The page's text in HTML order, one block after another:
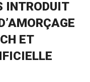
INTRODUIT
ET